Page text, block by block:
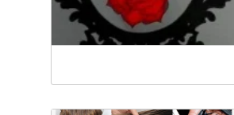
enfants.